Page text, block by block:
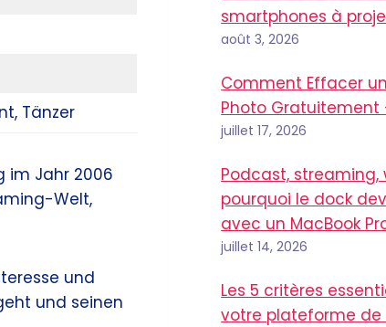
Tänzer
im Jahr 2006
Welt,
und
und seinen
smartphones à
août 3, 2026
Comment Effacer
Photo Gratuitement
juillet 17, 2026
Podcast, streaming,
pourquoi le dock
avec un MacBook
juillet 14, 2026
Les 5 critères
votre plateforme